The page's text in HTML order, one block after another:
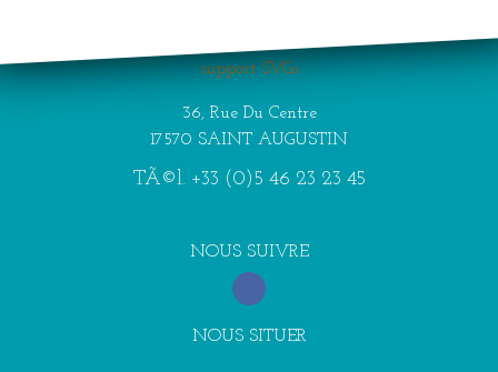
NOUS SUIVRE
NOUS SITUER
support SVGs
36, Rue Du Centre
17570 SAINT AUGUSTIN
TÃ©l. +33 (0)5 46 23 23 45